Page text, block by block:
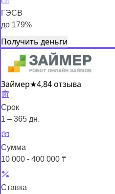
ГЭСВ
до 179%
Получить деньги
Займер★4,84 отзыва
Срок
1 – 365 дн.
Сумма
10 000 - 400 000 ₸
Ставка